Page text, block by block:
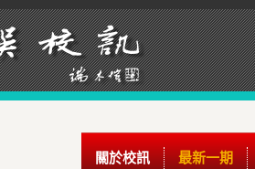
關於校訊 最新一期